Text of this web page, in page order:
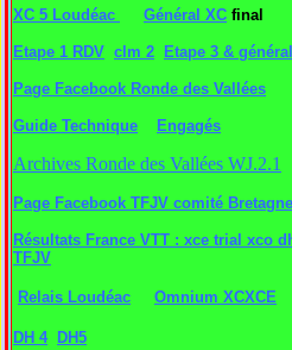
XC 5 Loudéac Général XC final
Etape 1 RDV clm 2 Etape 3 & général
Page Facebook Ronde des Vallées
Guide Technique Engagés
Archives Ronde des Vallées WJ.2.1
Page Facebook TFJV comité Bretagne
Résultats France VTT : xce trial xco
TFJV
Relais Loudéac Omnium XCXCE
DH 4 DH5